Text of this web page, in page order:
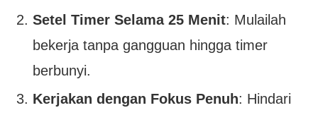
Setel Timer Selama 25 Menit: Mulailah
bekerja tanpa gangguan hingga timer
berbunyi.
Kerjakan dengan Fokus Penuh: Hindari